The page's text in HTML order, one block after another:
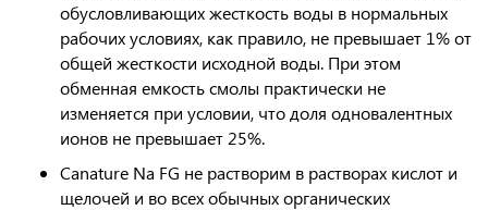
обусловливающих жесткость воды в нормальных
рабочих условиях, как правило, не превышает 1% от
общей жесткости исходной воды. При этом
обменная емкость смолы практически не
изменяется при условии, что доля одновалентных
ионов не превышает 25%.
Canature Na FG не растворим в растворах кислот и
щелочей и во всех обычных органических